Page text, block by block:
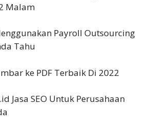
Malam
Payroll Outsourcing
Tahu
ke PDF Terbaik Di 2022
Jasa SEO Untuk Perusahaan